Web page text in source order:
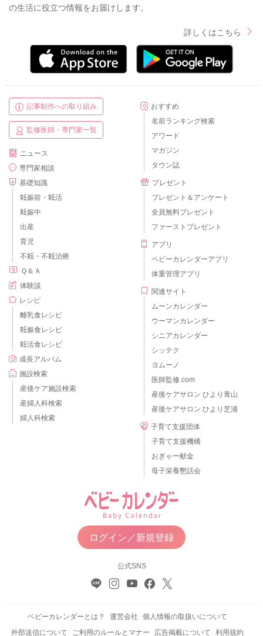
の生活に役立つ情報をお届けします。
詳しくはこちら
記事制作への取り組み
監修医師・専門家一覧
ニュース
専門家相談
基礎知識
妊娠前・妊活
妊娠中
出産
育児
不妊・不妊治療
Ｑ＆Ａ
体験談
レシピ
離乳食レシピ
妊娠食レシピ
妊活食レシピ
成長アルバム
施設検索
産後ケア施設検索
産婦人科検索
婦人科検索
おすすめ
名前ランキング検索
アワード
マガジン
タウン誌
プレゼント
プレゼント＆アンケート
全員無料プレゼント
ファーストプレゼント
アプリ
ベビーカレンダーアプリ
体重管理アプリ
関連サイト
ムーンカレンダー
ウーマンカレンダー
シニアカレンダー
シッテク
ヨムーノ
医師監修.com
産後ケアサロン ひより青山
産後ケアサロン ひより芝浦
子育て支援団体
子育て支援機構
おぎゃー献金
母子栄養懇話会
ログイン／新規登録
公式SNS
ベビーカレンダーとは？ 運営会社
個人情報の取扱いについて
外部送信について
ご利用のルールとマナー 広告掲載について 利用規約